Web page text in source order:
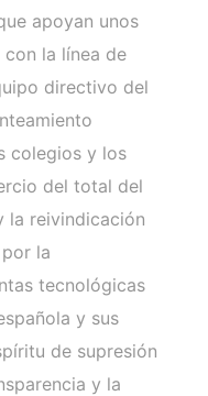
apoyan unos
la línea de
directivo del
colegios y los
del total del
la reivindicación
la
tecnológicas
y sus
de supresión
y la